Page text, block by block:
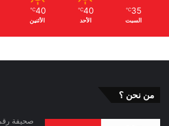
35
℃
السبت
40
℃
الأحد
40
℃
الأثنين
من نحن ؟
صحيفة